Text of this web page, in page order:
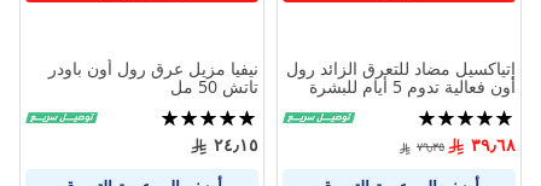
إتياكسيل مضاد للتعرق الزائد رول
أون فعالية تدوم 5 أيام للبشرة
العادية 15 مل
تقييم:
100%
٣٩٫٦٨ ٧٩٫٣٥
نيفيا مزيل عرق رول أون باودر
تاتش 50 مل
تقييم:
100%
٢٤٫١٥